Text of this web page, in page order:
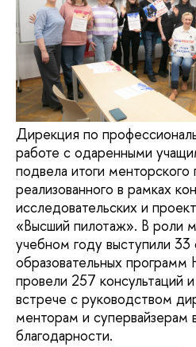
Дирекция по
работе с одаренными
подвела итоги менторского
реализованного в рамках
исследовательских и
«Высший пилотаж». В роли
учебном году выступили 33
образовательных
провели 257 консультаций
встрече с руководством
менторам и супервайзерам
благодарности.